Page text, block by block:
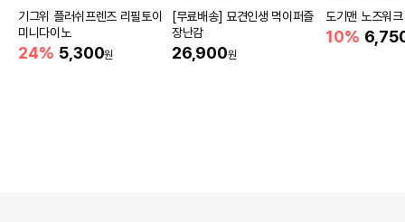
기그위 플러쉬프렌즈 리필토이
미니다이노
24% 5,300원
[무료배송] 묘견인생 먹이퍼즐
장난감
26,900원
도기맨 노즈워
10%